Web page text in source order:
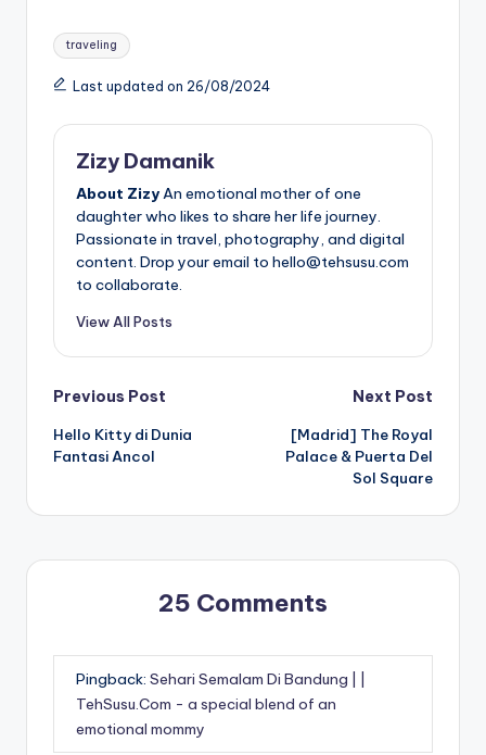
Tags:
traveling
Last updated on 26/08/2024
Zizy Damanik
About ZizyAn emotional mother of one
daughter who likes to share her life journey.
Passionate in travel, photography, and digital
content. Drop your email to hello@tehsusu.com
to collaborate.
View All Posts
Post
navigation
Previous Post
Hello Kitty di Dunia
Fantasi Ancol
Next Post
[Madrid] The Royal
Palace & Puerta Del
Sol Square
25 Comments
Pingback: Sehari Semalam Di Bandung | |
TehSusu.Com - a special blend of an
emotional mommy